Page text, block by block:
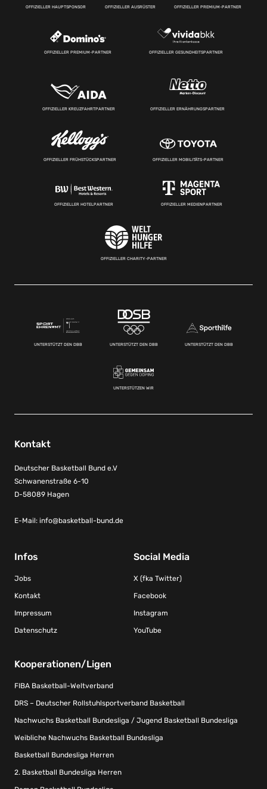
OFFIZIELLER HAUPTSPONSOR OFFIZIELLER AUSRÜSTER OFFIZIELLER PREMIUM-PARTNER
OFFIZIELLER PREMIUM-PARTNER OFFIZIELLER GESUNDHEITSPARTNER
OFFIZIELLER KREUZFAHRTPARTNER OFFIZIELLER ERNÄHRUNGSPARTNER
OFFIZIELLER FRÜHSTÜCKSPARTNER OFFIZIELLER MOBILITÄTS-PARTNER
OFFIZIELLER HOTELPARTNER OFFIZIELLER MEDIENPARTNER
OFFIZIELLER CHARITY-PARTNER
UNTERSTÜTZT DEN DBB UNTERSTÜTZT DEN DBB UNTERSTÜTZT DEN DBB
UNTERSTÜTZEN WIR
Kontakt
Deutscher Basketball Bund e.V
Schwanenstraße 6-10
D-58089 Hagen
E-Mail: info@basketball-bund.de
Infos
Jobs
Kontakt
Impressum
Datenschutz
Social Media
X (fka Twitter)
Facebook
Instagram
YouTube
Kooperationen/Ligen
FIBA Basketball-Weltverband
DRS – Deutscher Rollstuhlsportverband Basketball
Nachwuchs Basketball Bundesliga / Jugend Basketball Bundesliga
Weibliche Nachwuchs Basketball Bundesliga
Basketball Bundesliga Herren
2. Basketball Bundesliga Herren